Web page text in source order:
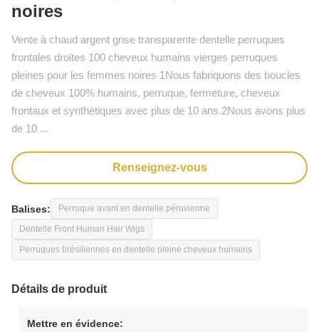
noires
Vente à chaud argent grise transparente dentelle perruques
frontales droites 100 cheveux humains vierges perruques
pleines pour les femmes noires 1Nous fabriquons des boucles
de cheveux 100% humains, perruque, fermeture, cheveux
frontaux et synthétiques avec plus de 10 ans.2Nous avons plus
de 10 ...
Renseignez-vous
Balises: Perruque avant en dentelle péruvienne
Dentelle Front Human Hair Wigs
Perruques brésiliennes en dentelle pleine cheveux humains
Détails de produit
Mettre en évidence: